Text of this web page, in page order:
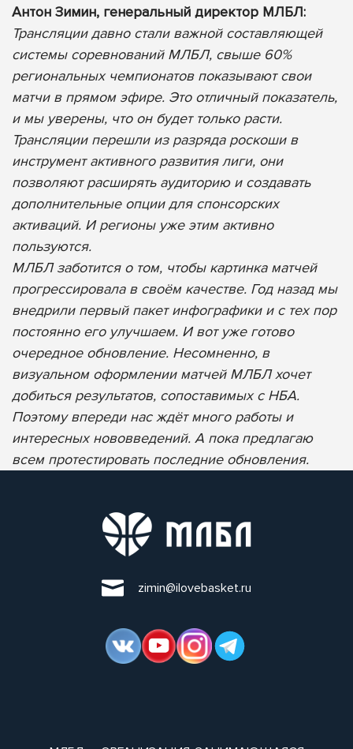
Антон Зимин, генеральный директор МЛБЛ:
Трансляции давно стали важной составляющей
системы соревнований МЛБЛ, свыше 60%
региональных чемпионатов показывают свои
матчи в прямом эфире. Это отличный показатель,
и мы уверены, что он будет только расти.
Трансляции перешли из разряда роскоши в
инструмент активного развития лиги, они
позволяют расширять аудиторию и создавать
дополнительные опции для спонсорских
активаций. И регионы уже этим активно
пользуются.
МЛБЛ заботится о том, чтобы картинка матчей
прогрессировала в своём качестве. Год назад мы
внедрили первый пакет инфографики и с тех пор
постоянно его улучшаем. И вот уже готово
очередное обновление. Несомненно, в
визуальном оформлении матчей МЛБЛ хочет
добиться результатов, сопоставимых с НБА.
Поэтому впереди нас ждёт много работы и
интересных нововведений. А пока предлагаю
всем протестировать последние обновления.
zimin@ilovebasket.ru